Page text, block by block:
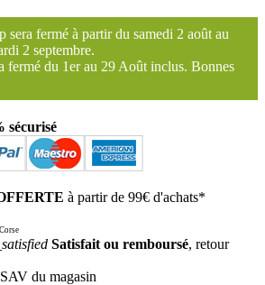
sera fermé à partir du samedi 2 août au
2 septembre.
fermé du 1er au 29 Août inclus. Bonnes
sécurisé
à partir de 99€ d'achats*
Satisfait ou remboursé, retour
du magasin